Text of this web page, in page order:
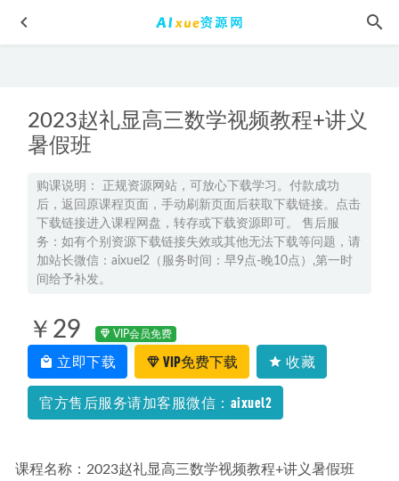
2023赵礼显高三数学视频教程+讲义
暑假班
购课说明： 正规资源网站，可放心下载学习。付款成功
后，返回原课程页面，手动刷新页面后获取下载链接。点击
下载链接进入课程网盘，转存或下载资源即可。 售后服
务：如有个别资源下载链接失效或其他无法下载等问题，请
加站长微信：aixuel2（服务时间：早9点-晚10点）,第一时
间给予补发。
￥29 VIP会员免费
立即下载 VIP免费下载 收藏
官方售后服务请加客服微信：aixuel2
课程名称：2023赵礼显高三数学视频教程+讲义暑假班
2024徐晓箐政治讲义高考政治全国通用教材 上册+下册
2023-
09-23
【平面广告】LOGO标识,4.61G百度网盘资源打包下载 2021-07-
6 大方法 2025-03-16
2026年贾晨曦高二历史上学期秋季班 2025-11-27
高中化学网课资源下载猿辅导2022李霄君高三化学A+教程
2022-10-24